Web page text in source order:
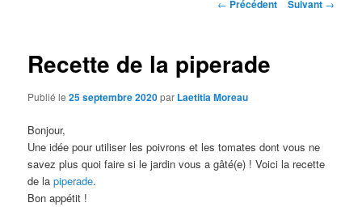
← Précédent Suivant →
Recette de la piperade
Publié le25 septembre 2020par Laetitia Moreau
Bonjour,
Une idée pour utiliser les poivrons et les tomates dont vous ne
savez plus quoi faire si le jardin vous a gâté(e) ! Voici la recette
de lapiperade.
Bon appétit !